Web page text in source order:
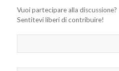
Vuoi partecipare alla discussione?
Sentitevi liberi di contribuire!